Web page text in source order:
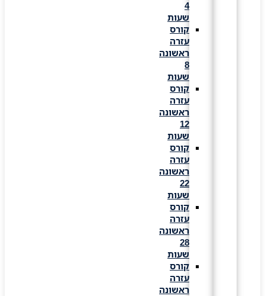
שעות
קורס
עזרה
ראשונה
שעות
קורס
עזרה
ראשונה
שעות
קורס
עזרה
ראשונה
שעות
קורס
עזרה
ראשונה
שעות
קורס
עזרה
ראשונה